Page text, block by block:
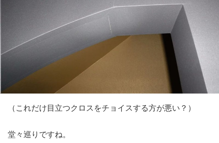
（これだけ目立つクロスをチョイスする方が悪い？）
堂々巡りですね。